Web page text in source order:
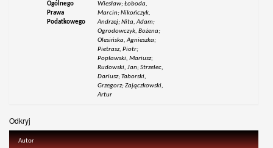
Ogólnego
Prawa
Podatkowego
Wiesław; Łoboda,
Marcin; Nikończyk,
Andrzej; Nita, Adam;
Ogrodowczyk, Bożena;
Olesińska, Agnieszka;
Pietrasz, Piotr;
Popławski, Mariusz;
Rudowski, Jan; Strzelec,
Dariusz; Taborski,
Grzegorz; Zajączkowski,
Artur
Odkryj
Autor